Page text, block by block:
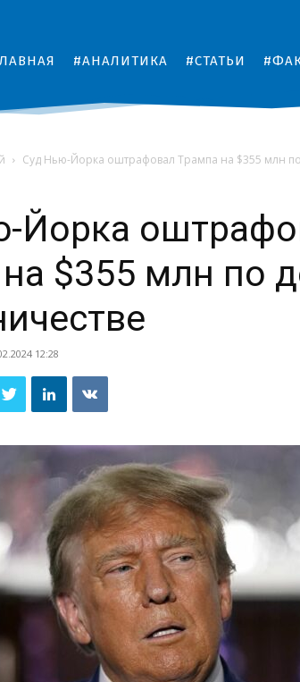
#АНАЛИТИКА #СТАТЬИ
Суд Нью-Йорка оштрафовал Трампа на $355 млн
Йорка
$355 млн по
12:28